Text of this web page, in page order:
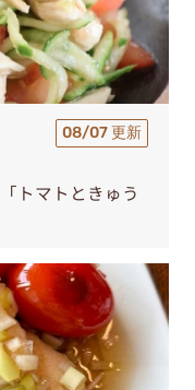
08/07 更新
トマトときゅう